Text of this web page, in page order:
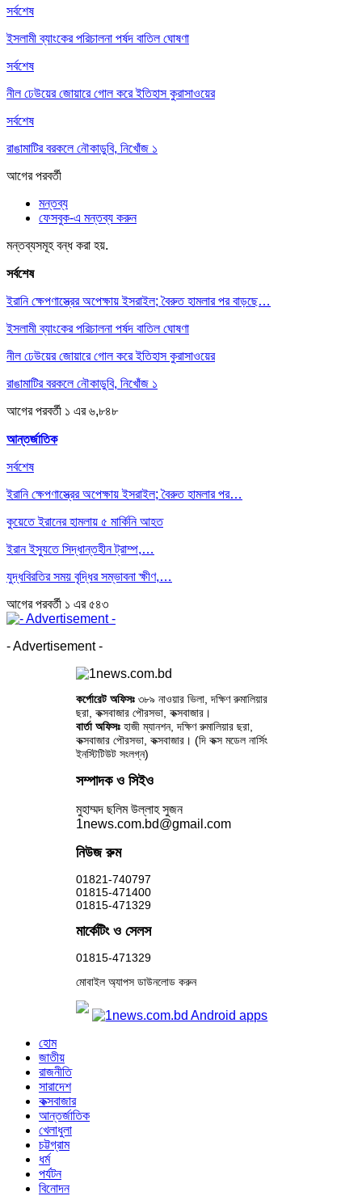
সর্বশেষ
ইসলামী ব্যাংকের পরিচালনা পর্ষদ বাতিল ঘোষণা
সর্বশেষ
নীল ঢেউয়ের জোয়ারে গোল করে ইতিহাস কুরাসাওয়ের
সর্বশেষ
রাঙামাটির বরকলে নৌকাডুবি, নিখোঁজ ১
আগেরপরবর্তী
মন্তব্য
ফেসবুক-এ মন্তব্য করুন
মন্তব্যসমূহ বন্ধ করা হয়.
সর্বশেষ
ইরানি ক্ষেপণাস্ত্রের অপেক্ষায় ইসরাইল; বৈরুত হামলার পর বাড়ছে…
ইসলামী ব্যাংকের পরিচালনা পর্ষদ বাতিল ঘোষণা
নীল ঢেউয়ের জোয়ারে গোল করে ইতিহাস কুরাসাওয়ের
রাঙামাটির বরকলে নৌকাডুবি, নিখোঁজ ১
আগেরপরবর্তী ১ এর ৬,৮৪৮
আন্তর্জাতিক
সর্বশেষ
ইরানি ক্ষেপণাস্ত্রের অপেক্ষায় ইসরাইল; বৈরুত হামলার পর…
কুয়েতে ইরানের হামলায় ৫ মার্কিনি আহত
ইরান ইস্যুতে সিদ্ধান্তহীন ট্রাম্প,…
যুদ্ধবিরতির সময় বৃদ্ধির সম্ভাবনা ক্ষীণ,…
আগেরপরবর্তী ১ এর ৫৪৩
- Advertisement -
কর্পোরেট অফিসঃ ৩৮৯ নাওয়ার ভিলা, দক্ষিণ রুমালিয়ার
ছরা, কক্সবাজার পৌরসভা, কক্সবাজার।
বার্তা অফিসঃহাজী ম্যানশন, দক্ষিণ রুমালিয়ার ছরা,
কক্সবাজার পৌরসভা, কক্সবাজার। (দি কক্স মডেল নার্সিং
ইনস্টিটিউট সংলগ্ন)
সম্পাদক ও সিইও
মুহাম্মদ ছলিম উল্লাহ সুজন
1news.com.bd@gmail.com
নিউজ রুম
01821-740797
01815-471400
01815-471329
মার্কেটিং ও সেলস
01815-471329
মোবাইল অ্যাপস ডাউনলোড করুন
হোম
জাতীয়
রাজনীতি
সারাদেশ
কক্সবাজার
আন্তর্জাতিক
খেলাধুলা
চট্টগ্রাম
ধর্ম
পর্যটন
বিনোদন